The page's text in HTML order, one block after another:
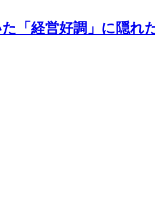
「経営好調」に隠れ